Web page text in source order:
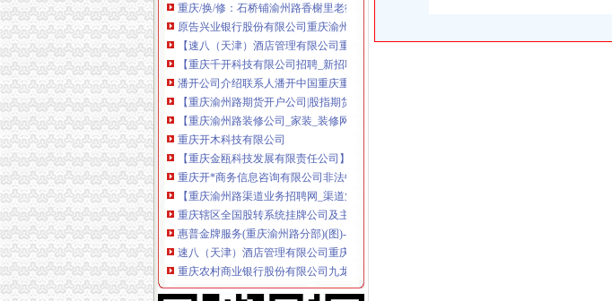
原告兴业银行股份有限公司重庆渝州路支行与被告吴良文、重庆珠江实
【速八（天津）酒店管理有限公司重庆渝州路分公司招聘_新招聘信
【重庆千开科技有限公司招聘_新招聘信息】-前程无忧官方招聘网站
潘开公司介绍联系人潘开中国重庆重庆市重庆市高新区渝州路29
【重庆渝州路期货开户公司|股指期货开户】-重庆赶集网
【重庆渝州路装修公司_家装_装修网】-重庆赶集网
重庆开木科技有限公司
【重庆金瓯科技发展有限责任公司】重庆金瓯科技发展有限责任公司
重庆开*商务信息咨询有限公司非法中介_重庆市公开信箱
【重庆渝州路渠道业务招聘网_渠道业务招聘信息】-重庆智联招聘
重庆辖区全国股转系统挂牌公司及主办券商名录（更新至2017年9月）
惠普金牌服务(重庆渝州路分部)(图)-重庆-第页-大众点评网
速八（天津）酒店管理有限公司重庆渝州路分公司招聘信息|速八（天津
重庆农村商业银行股份有限公司九龙坡支行渝州路分理处
连接渝州路和时代天街C馆石油南路12月开建-上游新闻汇聚向上的力量
渝州路[电中心]_重庆渝州路[电中心]_本地宝重庆公交网